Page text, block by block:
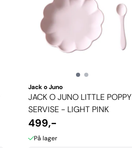
Jack o Juno
JACK O JUNO LITTLE POPPY
SERVISE - LIGHT PINK
499,-
På lager